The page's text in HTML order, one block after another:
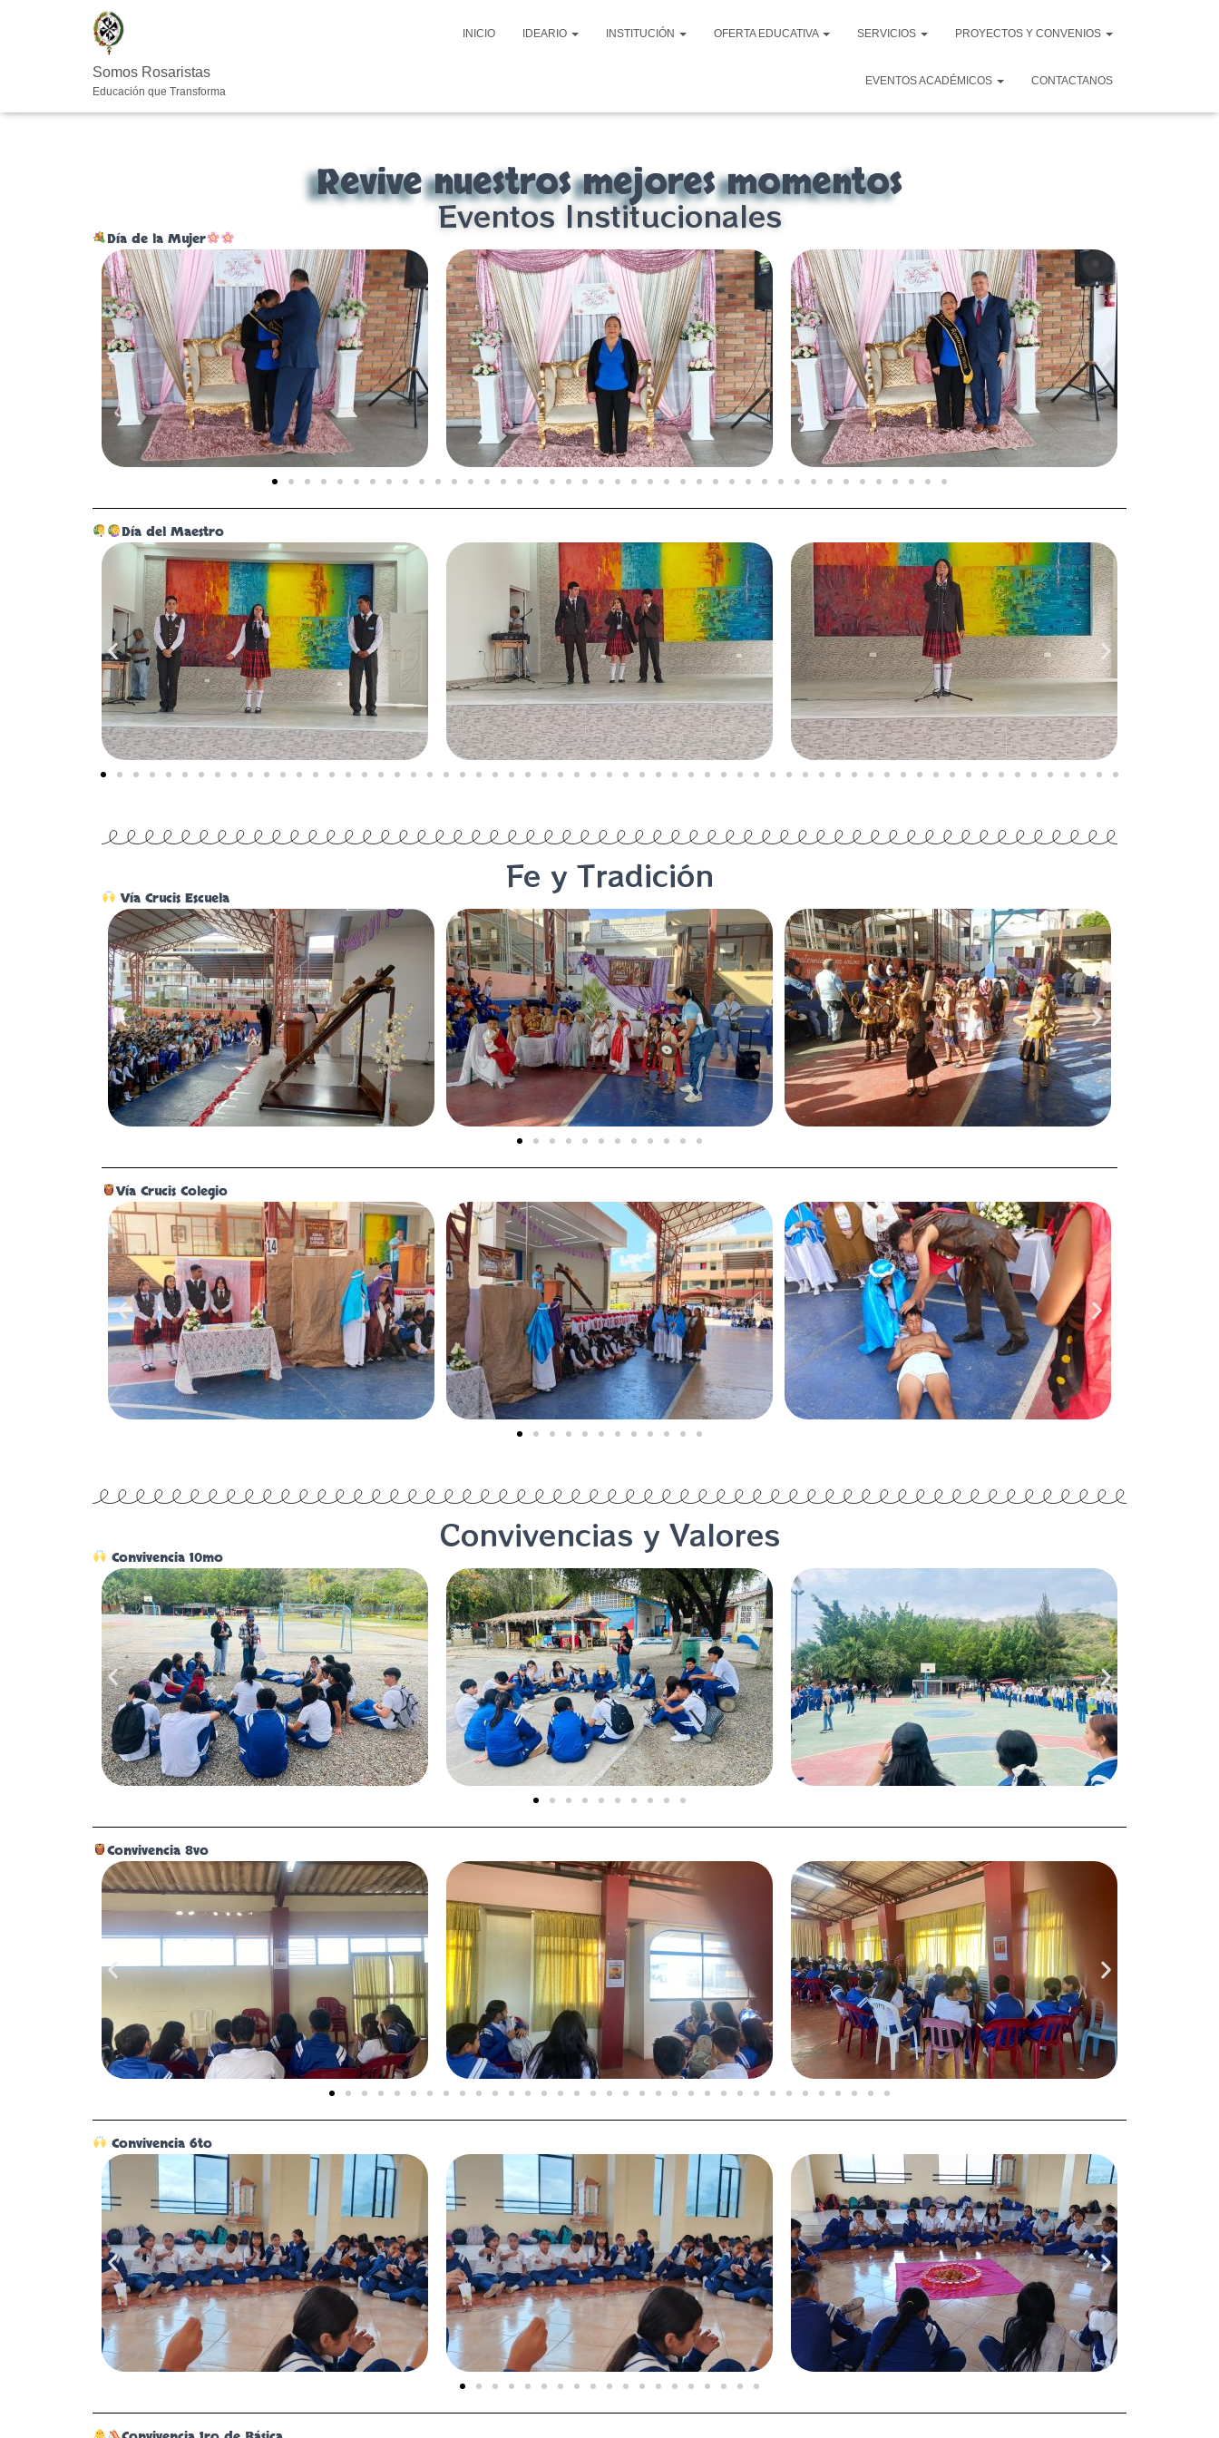
Somos Rosaristas
Educación que Transforma
INICIO IDEARIO INSTITUCIÓN OFERTA EDUCATIVA SERVICIOS PROYECTOS Y CONVENIOS
EVENTOS ACADÉMICOS CONTACTANOS
Revive nuestros mejores momentos
Eventos Institucionales
Día de la Mujer
Día del Maestro
Fe y Tradición
Vía Crucis Escuela
Vía Crucis Colegio
Convivencias y Valores
Convivencia 10mo
Convivencia 8vo
Convivencia 6to